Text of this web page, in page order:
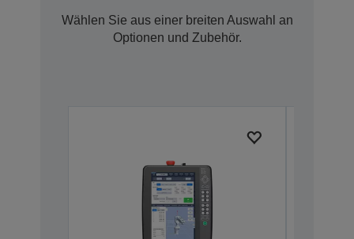
Wählen Sie aus einer breiten Auswahl an
Optionen und Zubehör.